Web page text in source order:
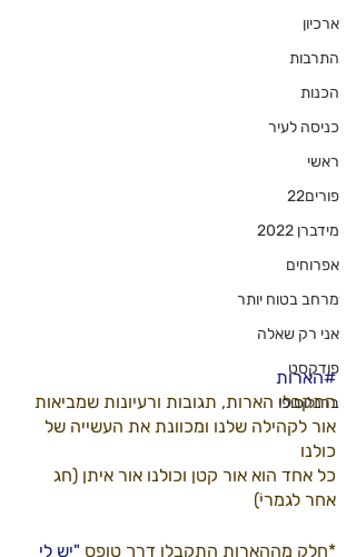
ארכיון
התרבות
הכנות
כניסה לעיר
ראשי
פורים22
מידברן 2022
אפרוחים
מרחב בטוח יותר
אני רק שאלה
פודקסט
ברנלוסופי
#הארות
התקבלו הארות, תגובות ורעיונות שמביאות
אור לקהילה שלנו ומכוונת את העשייה של
כולנו
כל אחד הוא אור קטן וכולנו אור איתן (חג
אחר לגמריׂ)
*חלק מההארות התקבלו דרך טופס "יש לי